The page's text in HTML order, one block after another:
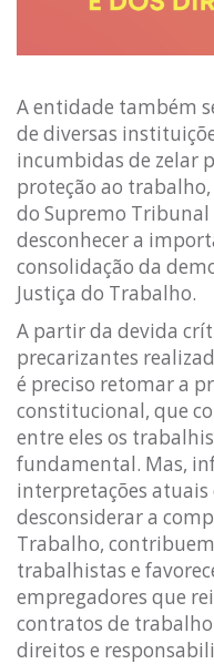
A entidade também
de diversas
incumbidas de zelar
proteção ao
do Supremo
desconhecer a
consolidação da
Justiça do Trabalho.
A partir da devida
precarizantes
é preciso retomar a
constitucional, que
entre eles os
fundamental. Mas,
interpretações atuais
desconsiderar a
Trabalho,
trabalhistas e
empregadores que
contratos de
direitos e